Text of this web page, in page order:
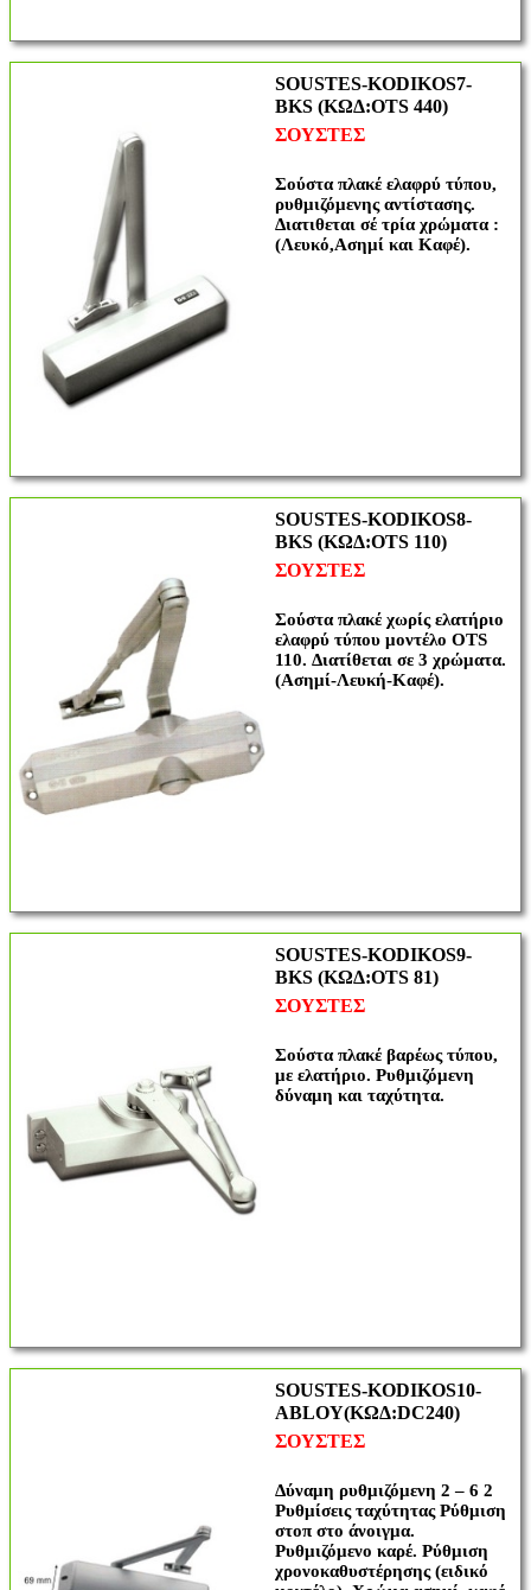
SOUSTES-KODIKOS7-
BKS (ΚΩΔ:OTS 440)
ΣΟΥΣΤΕΣ
Σούστα πλακέ ελαφρύ τύπου,
ρυθμιζόμενης αντίστασης.
Διατιθεται σέ τρία χρώματα :
(Λευκό,Ασημί και Καφέ).
SOUSTES-KODIKOS8-
BKS (ΚΩΔ:OTS 110)
ΣΟΥΣΤΕΣ
Σούστα πλακέ χωρίς ελατήριο
ελαφρύ τύπου μοντέλο OTS
110. Διατίθεται σε 3 χρώματα.
(Ασημί-Λευκή-Καφέ).
SOUSTES-KODIKOS9-
BKS (ΚΩΔ:OTS 81)
ΣΟΥΣΤΕΣ
Σούστα πλακέ βαρέως τύπου,
με ελατήριο. Ρυθμιζόμενη
δύναμη και ταχύτητα.
SOUSTES-KODIKOS10-
ABLOY(ΚΩΔ:DC240)
ΣΟΥΣΤΕΣ
Δύναμη ρυθμιζόμενη 2 – 6 2
Ρυθμίσεις ταχύτητας Ρύθμιση
στοπ στο άνοιγμα.
Ρυθμιζόμενο καρέ. Ρύθμιση
χρονοκαθυστέρησης (ειδικό